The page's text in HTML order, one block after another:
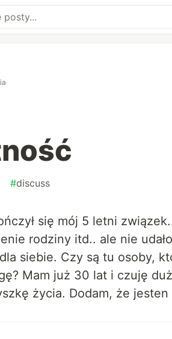
#discuss
się mój 5 letni
rodziny itd.. ale nie
siebie. Czy są tu osoby,
Mam już 30 lat i czuję
życia. Dodam, że jesten